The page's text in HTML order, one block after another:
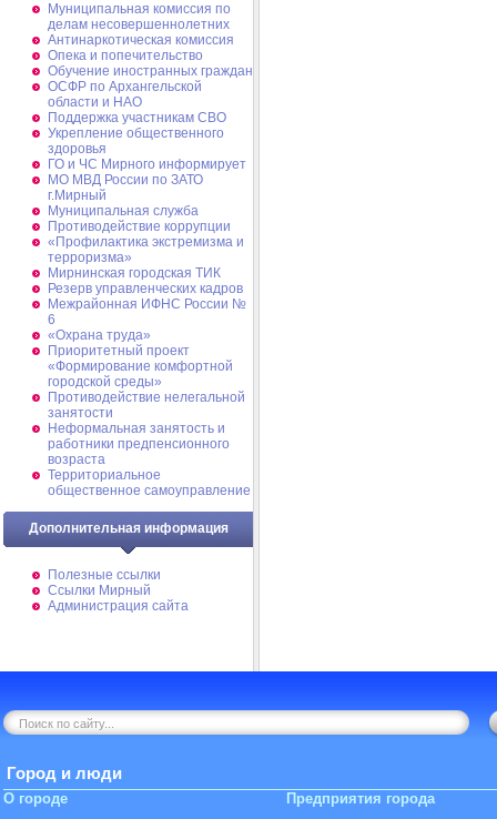
Муниципальная комиссия по
делам несовершеннолетних
Антинаркотическая комиссия
Опека и попечительство
Обучение иностранных граждан
ОСФР по Архангельской
области и НАО
Поддержка участникам СВО
Укрепление общественного
здоровья
ГО и ЧС Мирного информирует
МО МВД России по ЗАТО
г.Мирный
Муниципальная cлужба
Противодействие коррупции
«Профилактика экстремизма и
терроризма»
Мирнинская городская ТИК
Резерв управленческих кадров
Межрайонная ИФНС России №
6
«Охрана труда»
Приоритетный проект
«Формирование комфортной
городской среды»
Противодействие нелегальной
занятости
Неформальная занятость и
работники предпенсионного
возраста
Территориальное
общественное самоуправление
Дополнительная информация
Полезные ссылки
Ссылки Мирный
Администрация сайта
Город и люди
О городе Предприятия города